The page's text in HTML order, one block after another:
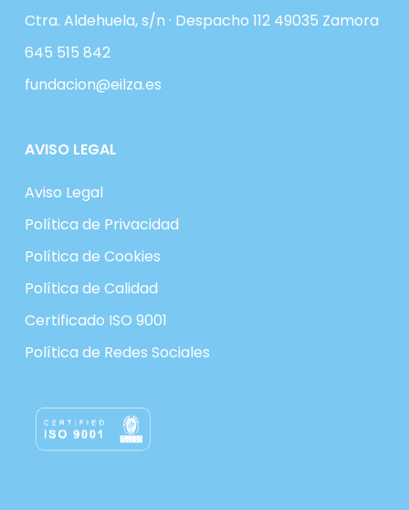
Ctra. Aldehuela, s/n · Despacho 112 49035 Zamora
645 515 842
fundacion@eilza.es
AVISO LEGAL
Aviso Legal
Política de Privacidad
Política de Cookies
Política de Calidad
Certificado ISO 9001
Política de Redes Sociales